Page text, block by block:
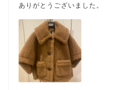
ありがとうございました。